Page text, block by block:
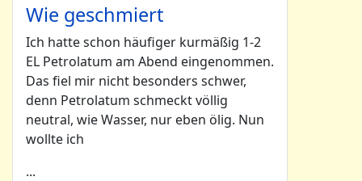
Wie geschmiert
Ich hatte schon häufiger kurmäßig 1-2
EL Petrolatum am Abend eingenommen.
Das fiel mir nicht besonders schwer,
denn Petrolatum schmeckt völlig
neutral, wie Wasser, nur eben ölig. Nun
wollte ich
...